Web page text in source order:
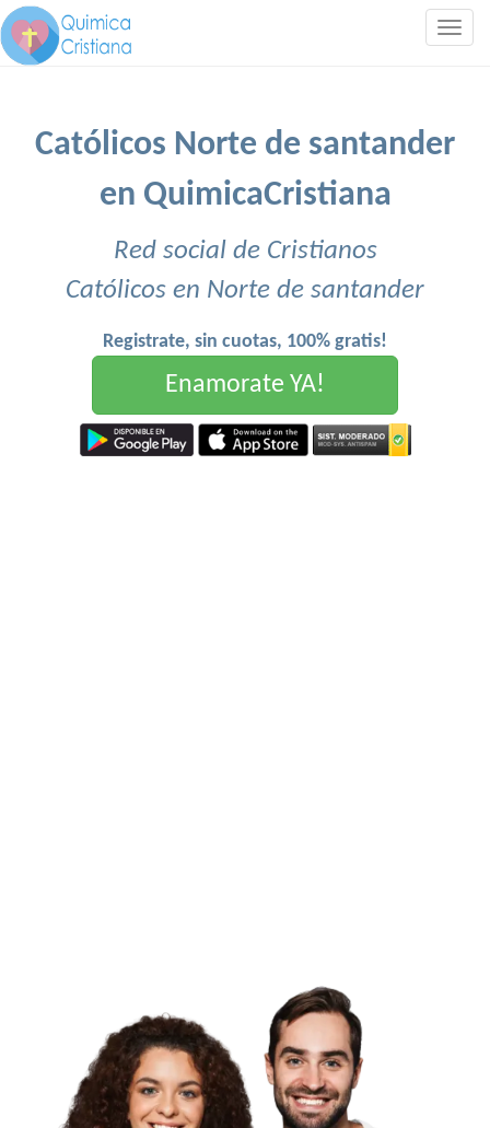
Católicos Norte de santander
en QuimicaCristiana
Red social de Cristianos
Católicos en Norte de santander
Registrate, sin cuotas, 100% gratis!
Enamorate YA!